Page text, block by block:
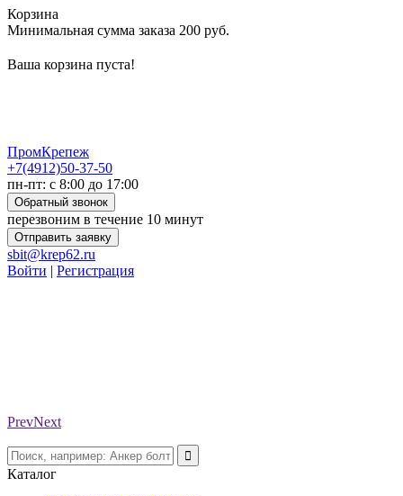
Корзина
Минимальная сумма заказа 200 руб.
Ваша корзина пуста!
ПромКрепеж
+7(4912)50-37-50
пн-пт: с 8:00 до 17:00
Обратный звонок
перезвоним в течение 10 минут
Отправить заявку
sbit@krep62.ru
Войти | Регистрация
PrevNext
Каталог